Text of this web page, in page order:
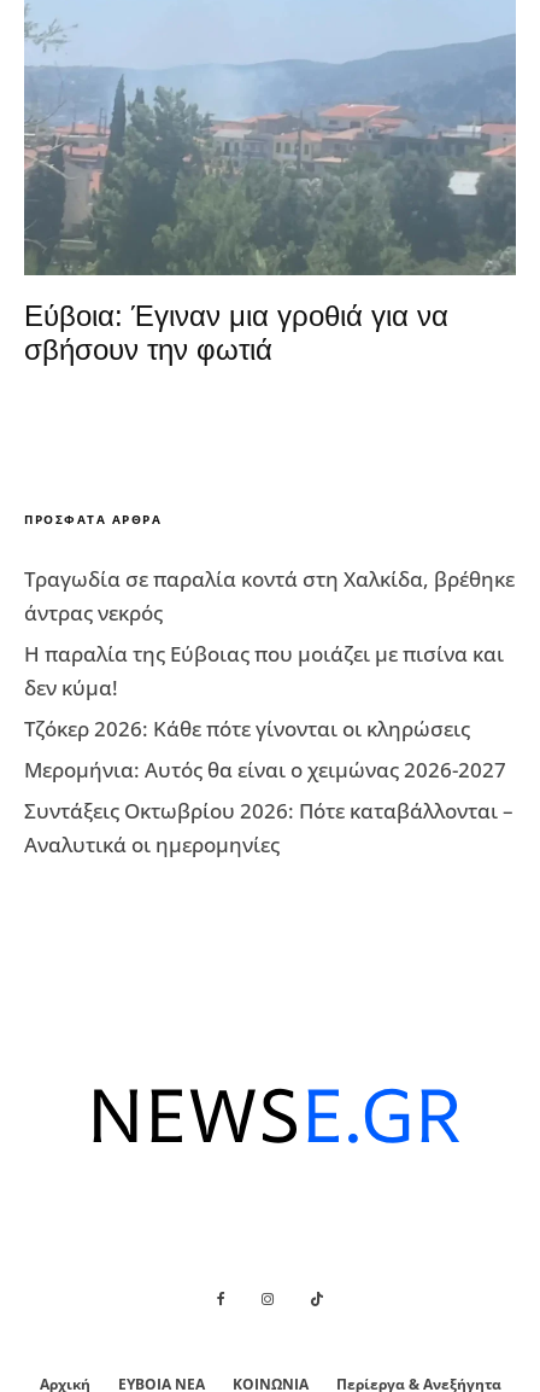
Εύβοια: Έγιναν μια γροθιά για να
σβήσουν την φωτιά
ΠΡΌΣΦΑΤΑ ΆΡΘΡΑ
Τραγωδία σε παραλία κοντά στη Χαλκίδα, βρέθηκε
άντρας νεκρός
Η παραλία της Εύβοιας που μοιάζει με πισίνα και
δεν κύμα!
Τζόκερ 2026: Κάθε πότε γίνονται οι κληρώσεις
Μερομήνια: Αυτός θα είναι ο χειμώνας 2026-2027
Συντάξεις Οκτωβρίου 2026: Πότε καταβάλλονται –
Αναλυτικά οι ημερομηνίες
Αρχική ΕΥΒΟΙΑ ΝΕΑ ΚΟΙΝΩΝΙΑ Περίεργα & Ανεξήγητα